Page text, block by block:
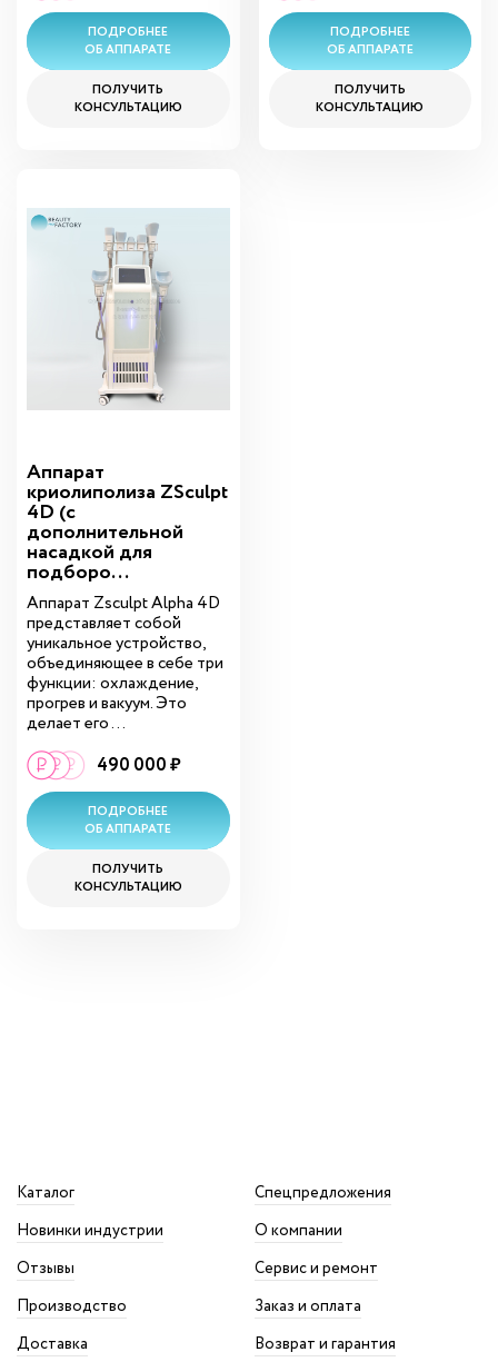
ПОДРОБНЕЕ
ОБ АППАРАТЕ
ПОЛУЧИТЬ
КОНСУЛЬТАЦИЮ
ПОДРОБНЕЕ
ОБ АППАРАТЕ
ПОЛУЧИТЬ
КОНСУЛЬТАЦИЮ
Аппарат
криолиполиза ZSculpt
4D (с
дополнительной
насадкой для
подборо...
Аппарат Zsculpt Alpha 4D
представляет собой
уникальное устройство,
объединяющее в себе три
функции: охлаждение,
прогрев и вакуум. Это
делает его ...
490 000 ₽
ПОДРОБНЕЕ
ОБ АППАРАТЕ
ПОЛУЧИТЬ
КОНСУЛЬТАЦИЮ
Каталог
Спецпредложения
Новинки индустрии
О компании
Отзывы
Сервис и ремонт
Производство
Заказ и оплата
Доставка
Возврат и гарантия